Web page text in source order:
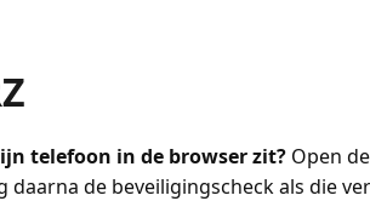
telefoon in de browser zit? Open
de beveiligingscheck als die